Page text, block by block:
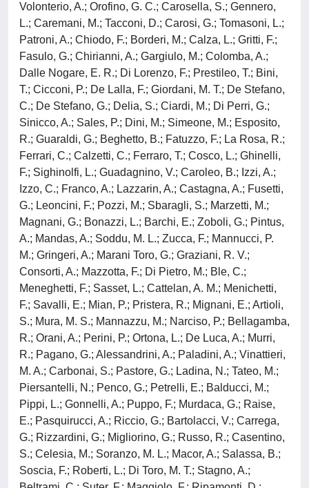
Volonterio, A.; Orofino, G. C.; Carosella, S.; Gennero,
L.; Caremani, M.; Tacconi, D.; Carosi, G.; Tomasoni, L.;
Patroni, A.; Chiodo, F.; Borderi, M.; Calza, L.; Gritti, F.;
Fasulo, G.; Chirianni, A.; Gargiulo, M.; Colomba, A.;
Dalle Nogare, E. R.; Di Lorenzo, F.; Prestileo, T.; Bini,
T.; Cicconi, P.; De Lalla, F.; Giordani, M. T.; De Stefano,
C.; De Stefano, G.; Delia, S.; Ciardi, M.; Di Perri, G.;
Sinicco, A.; Sales, P.; Dini, M.; Simeone, M.; Esposito,
R.; Guaraldi, G.; Beghetto, B.; Fatuzzo, F.; La Rosa, R.;
Ferrari, C.; Calzetti, C.; Ferraro, T.; Cosco, L.; Ghinelli,
F.; Sighinolfi, L.; Guadagnino, V.; Caroleo, B.; Izzi, A.;
Izzo, C.; Franco, A.; Lazzarin, A.; Castagna, A.; Fusetti,
G.; Leoncini, F.; Pozzi, M.; Sbaragli, S.; Marzetti, M.;
Magnani, G.; Bonazzi, L.; Barchi, E.; Zoboli, G.; Pintus,
A.; Mandas, A.; Soddu, M. L.; Zucca, F.; Mannucci, P.
M.; Gringeri, A.; Marani Toro, G.; Graziani, R. V.;
Consorti, A.; Mazzotta, F.; Di Pietro, M.; Ble, C.;
Meneghetti, F.; Sasset, L.; Cattelan, A. M.; Menichetti,
F.; Savalli, E.; Mian, P.; Pristera, R.; Mignani, E.; Artioli,
S.; Mura, M. S.; Mannazzu, M.; Narciso, P.; Bellagamba,
R.; Orani, A.; Perini, P.; Ortona, L.; De Luca, A.; Murri,
R.; Pagano, G.; Alessandrini, A.; Paladini, A.; Vinattieri,
M. A.; Carbonai, S.; Pastore, G.; Ladina, N.; Tateo, M.;
Piersantelli, N.; Penco, G.; Petrelli, E.; Balducci, M.;
Pippi, L.; Gonnelli, A.; Puppo, F.; Murdaca, G.; Raise,
E.; Pasquirucci, A.; Riccio, G.; Bartolacci, V.; Carrega,
G.; Rizzardini, G.; Migliorino, G.; Russo, R.; Casentino,
S.; Celesia, M.; Soranzo, M. L.; Macor, A.; Salassa, B.;
Soscia, F.; Roberti, L.; Di Toro, M. T.; Stagno, A.;